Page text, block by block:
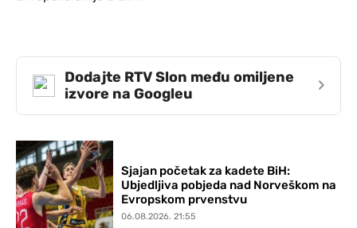
Dodajte RTV Slon među omiljene
izvore na Googleu
›
Sjajan početak za kadete BiH:
Ubjedljiva pobjeda nad Norveškom na
Evropskom prvenstvu
06.08.2026. 21:55